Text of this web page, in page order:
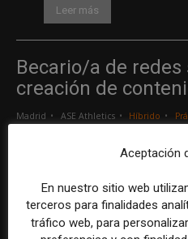
Leer más
Becario/a de redes
creación de
Madrid ASE Athletics Híbrido
Creador/a de
Barcelona Gods Brand Indefinido
Aceptación
En nuestro sitio web
terceros para finalidades
tráfico web, para